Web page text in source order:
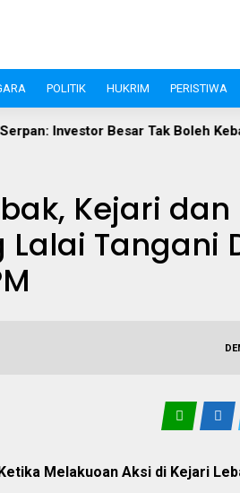
POLITIK HUKRIM PERISTIWA
Tak Boleh Kebal Pajak
Kejari dan
Tangani
Melakuoan Aksi di Kejari